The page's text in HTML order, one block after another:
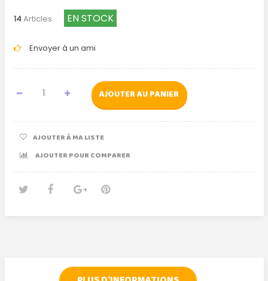
14Articles EN STOCK
Envoyer à un ami
AJOUTER AU PANIER
AJOUTER À MA LISTE
AJOUTER POUR COMPARER